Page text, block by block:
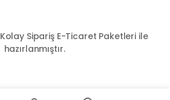
Kolay Sipariş E-Ticaret Paketleri ile
hazırlanmıştır.